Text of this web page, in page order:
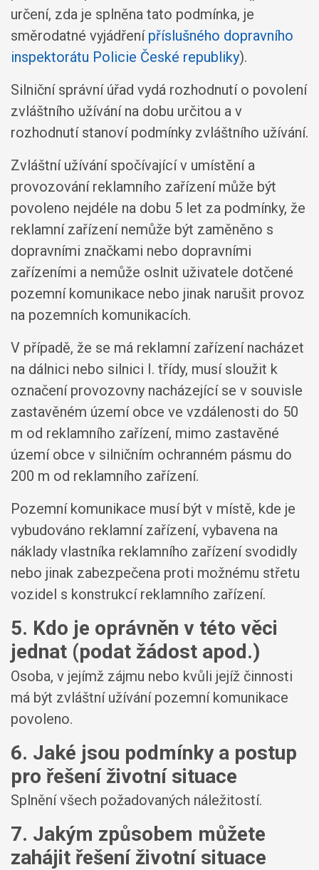
určení, zda je splněna tato podmínka, je
směrodatné vyjádření příslušného dopravního
inspektorátu Policie České republiky).
Silniční správní úřad vydá rozhodnutí o povolení
zvláštního užívání na dobu určitou a v
rozhodnutí stanoví podmínky zvláštního užívání.
Zvláštní užívání spočívající v umístění a
provozování reklamního zařízení může být
povoleno nejdéle na dobu 5 let za podmínky, že
reklamní zařízení nemůže být zaměněno s
dopravními značkami nebo dopravními
zařízeními a nemůže oslnit uživatele dotčené
pozemní komunikace nebo jinak narušit provoz
na pozemních komunikacích.
V případě, že se má reklamní zařízení nacházet
na dálnici nebo silnici I. třídy, musí sloužit k
označení provozovny nacházející se v souvisle
zastavěném území obce ve vzdálenosti do 50
m od reklamního zařízení, mimo zastavěné
území obce v silničním ochranném pásmu do
200 m od reklamního zařízení.
Pozemní komunikace musí být v místě, kde je
vybudováno reklamní zařízení, vybavena na
náklady vlastníka reklamního zařízení svodidly
nebo jinak zabezpečena proti možnému střetu
vozidel s konstrukcí reklamního zařízení.
5. Kdo je oprávněn v této věci
jednat (podat žádost apod.)
Osoba, v jejímž zájmu nebo kvůli jejíž činnosti
má být zvláštní užívání pozemní komunikace
povoleno.
6. Jaké jsou podmínky a postup
pro řešení životní situace
Splnění všech požadovaných náležitostí.
7. Jakým způsobem můžete
zahájit řešení životní situace